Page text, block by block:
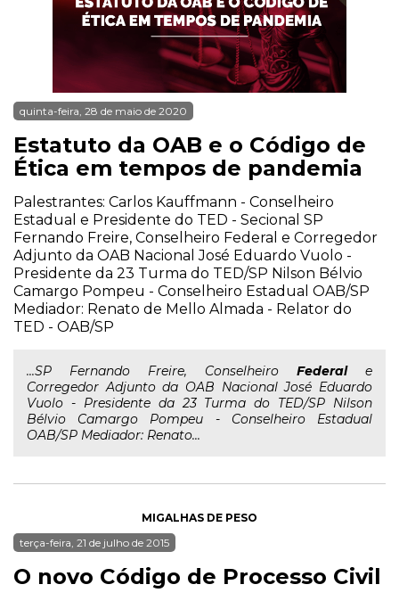
quinta-feira, 28 de maio de 2020
Estatuto da OAB e o Código de
Ética em tempos de pandemia
Palestrantes: Carlos Kauffmann - Conselheiro
Estadual e Presidente do TED - Secional SP
Fernando Freire, Conselheiro Federal e Corregedor
Adjunto da OAB Nacional José Eduardo Vuolo -
Presidente da 23 Turma do TED/SP Nilson Bélvio
Camargo Pompeu - Conselheiro Estadual OAB/SP
Mediador: Renato de Mello Almada - Relator do
TED - OAB/SP
...SP Fernando Freire, Conselheiro Federale
Corregedor Adjunto da OAB Nacional José Eduardo
Vuolo - Presidente da 23 Turma do TED/SP Nilson
Bélvio Camargo Pompeu - Conselheiro Estadual
OAB/SP Mediador: Renato...
MIGALHAS DE PESO
terça-feira, 21 de julho de 2015
O novo Código de Processo Civil